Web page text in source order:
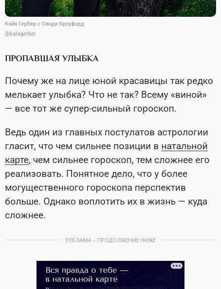
Кайя Гербер с Синди Кроуфорд
@kaiagerber
ПРОПАВШАЯ УЛЫБКА
Почему же на лице юной красавицы так редко
мелькает улыбка? Что не так? Всему «виной»
— все тот же супер-сильный гороскоп.
Ведь один из главных постулатов астрологии
гласит, что чем сильнее позиции в натальной
карте, чем сильнее гороскоп, тем сложнее его
реализовать. Понятное дело, что у более
могущественного гороскопа перспектив
больше. Однако воплотить их в жизнь — куда
сложнее.
РЕКЛАМА – ПРОДОЛЖЕНИЕ НИЖЕ